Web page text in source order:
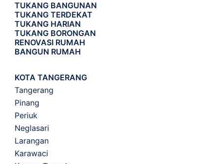
TUKANG BANGUNAN
TUKANG TERDEKAT
TUKANG HARIAN
TUKANG BORONGAN
RENOVASI RUMAH
BANGUN RUMAH
KOTA TANGERANG
Tangerang
Pinang
Periuk
Neglasari
Larangan
Karawaci